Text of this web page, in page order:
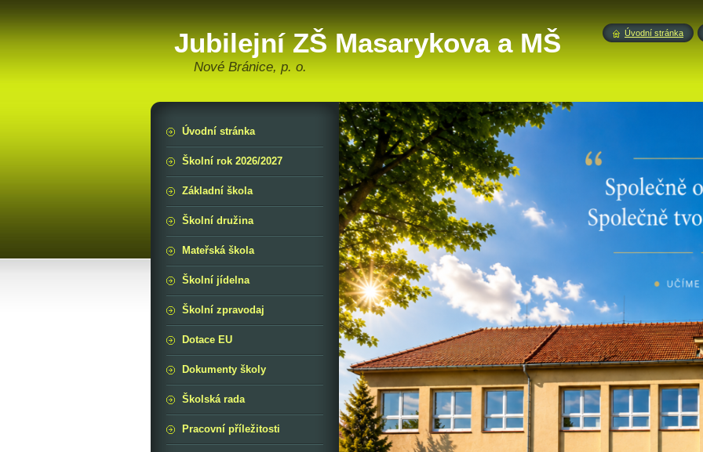
Jubilejní ZŠ Masarykova a MŠ
Nové Bránice, p. o.
Úvodní stránka
Školní rok 2026/2027
Základní škola
Školní družina
Mateřská škola
Školní jídelna
Školní zpravodaj
Dotace EU
Dokumenty školy
Školská rada
Pracovní příležitosti
Úvodní stránka